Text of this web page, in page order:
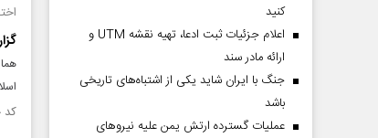
کد خبر: ۱۴۲۳۲۱۴
کنید
اعلام جزئیات ثبت ادعا، تهیه نقشه UTM و
ارائه مادر سند
جنگ با ایران شاید یکی از اشتباه‌های تاریخی
باشد
عملیات گسترده ارتش یمن علیه نیروهای